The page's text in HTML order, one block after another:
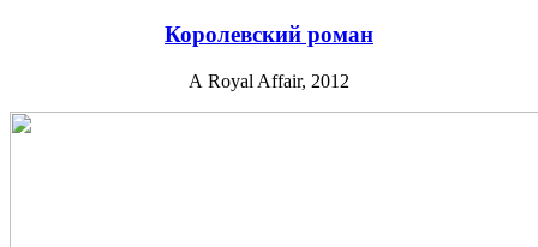
Королевский роман
A Royal Affair, 2012